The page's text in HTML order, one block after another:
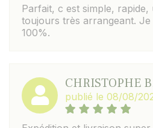
Parfait, c est simple,
toujours très arrangeant. Je
100%.
CHRISTOPHE
publié le 08/08/